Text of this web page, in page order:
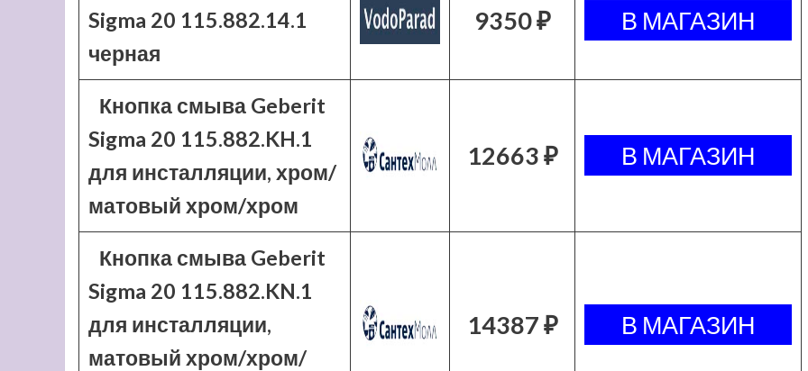
Sigma 20 115.882.14.1
черная
9350 ₽
Кнопка смыва Geberit
Sigma 20 115.882.KH.1
для инсталляции, хром/
матовый хром/хром
12663 ₽
Кнопка смыва Geberit
Sigma 20 115.882.KN.1
для инсталляции,
матовый хром/хром/
14387 ₽